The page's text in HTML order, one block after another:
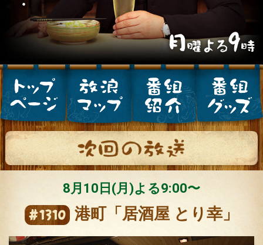
8月10日(月)よる9:00〜
#1310 港町「居酒屋 とり幸」